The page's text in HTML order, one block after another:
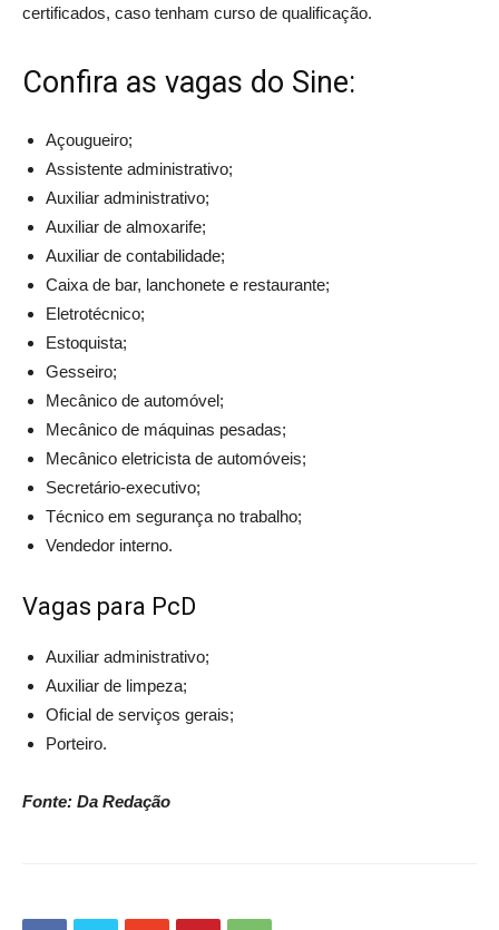
certificados, caso tenham curso de qualificação.
Confira as vagas do Sine:
Açougueiro;
Assistente administrativo;
Auxiliar administrativo;
Auxiliar de almoxarife;
Auxiliar de contabilidade;
Caixa de bar, lanchonete e restaurante;
Eletrotécnico;
Estoquista;
Gesseiro;
Mecânico de automóvel;
Mecânico de máquinas pesadas;
Mecânico eletricista de automóveis;
Secretário-executivo;
Técnico em segurança no trabalho;
Vendedor interno.
Vagas para PcD
Auxiliar administrativo;
Auxiliar de limpeza;
Oficial de serviços gerais;
Porteiro.
Fonte: Da Redação